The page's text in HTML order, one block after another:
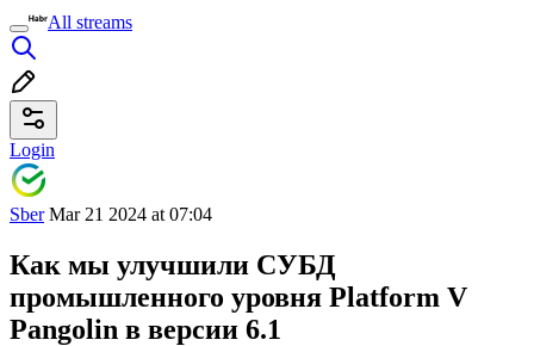
All streams
Login
SberMar 21 2024 at 07:04
Как мы улучшили СУБД
промышленного уровня Platform V
Pangolin в версии 6.1